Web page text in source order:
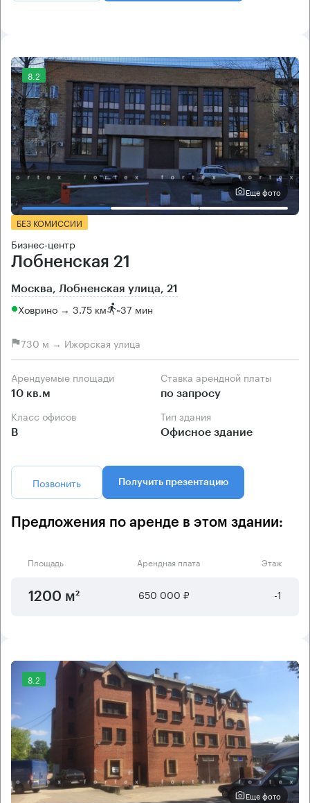
8.2
Еще фото
БЕЗ КОМИССИИ
Бизнес-центр
Лобненская 21
Москва, Лобненская улица, 21
Ховрино → 3.75 км ~37 мин
730 м → Ижорская улица
Арендуемые площади
10 кв.м
Ставка арендной платы
по запросу
Класс офисов
B
Тип здания
Офисное здание
Позвонить Получить презентацию
Предложения по аренде в этом здании:
Площадь Арендная плата Этаж
1200 м² 650 000 ₽ -1
8.2
Еще фото